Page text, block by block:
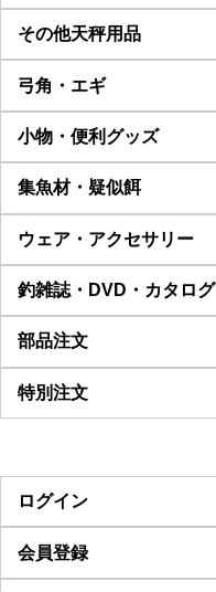
その他天秤用品
弓角・エギ
小物・便利グッズ
集魚材・疑似餌
ウェア・アクセサリー
釣雑誌・DVD・カタログ
部品注文
特別注文
ログイン
会員登録